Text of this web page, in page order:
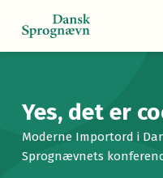
Yes, det er
Moderne Importord i
Sprognævnets